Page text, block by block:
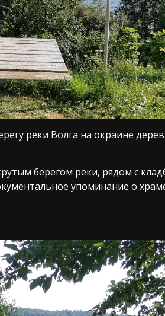
реки Волга на окраине
берегом реки, рядом с
упоминание о